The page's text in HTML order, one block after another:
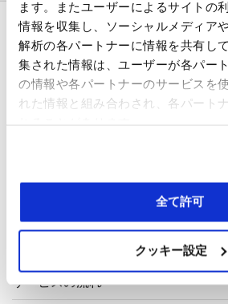
ます。またユーザーによるサイトの
情報を収集し、ソーシャルメディア
解析の各パートナーに情報を共有し
集された情報は、ユーザーが各パー
の情報や各パートナーのサービスを
れた情報と組み合わされ、各パート
全て許可
クッキー設定
イ
ブ
採用企業の方
採用担当者様へ
サービスの流れ